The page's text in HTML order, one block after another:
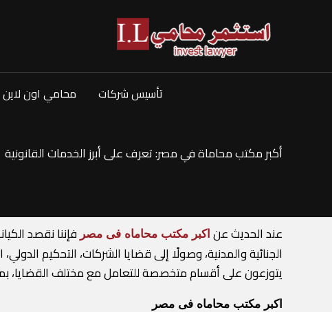
تأسيس شركات محامي اون لاين
أكبر مكتب محاماة في مصر: تعرف على أبرز الخدمات القانونية
عند الحديث عن اكبر مكتب محاماه فى مصر فإننا نقصد
الجنائية والمدنية، وصولًا إلى قضايا الشركات، التحكيم
يتوزعون على أقسام متخصصة للتعامل مع مختلف القضايا،
اكبر مكتب محاماه فى مصر